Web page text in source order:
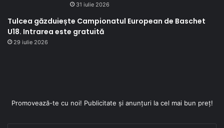
31 iulie 2026
Tulcea găzduiește Campionatul European de Baschet
U18. Intrarea este gratuită
29 iulie 2026
Promovează-te cu noi! Publicitate și anunțuri la cel mai bun preț!